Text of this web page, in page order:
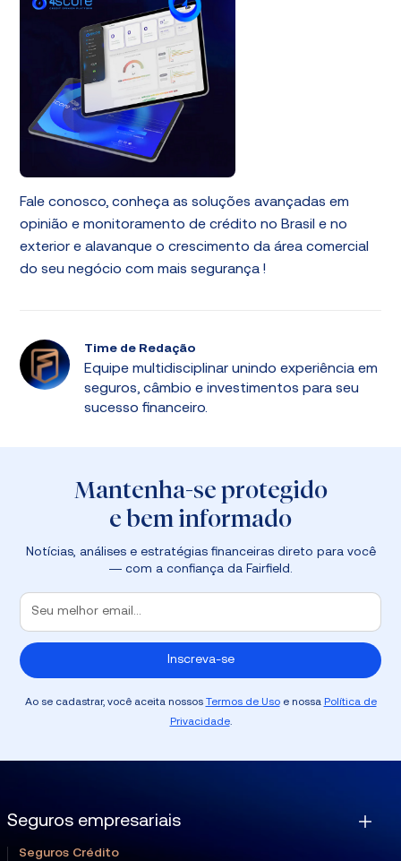
Fale conosco, conheça as soluções avançadas em
opinião e monitoramento de crédito no Brasil e no
exterior e alavanque o crescimento da área comercial
do seu negócio com mais segurança !
Time de Redação
Equipe multidisciplinar unindo experiência em
seguros, câmbio e investimentos para seu
sucesso financeiro.
Mantenha-se protegido
e bem informado
Notícias, análises e estratégias financeiras direto para você
— com a confiança da Fairfield.
Ao se cadastrar, você aceita nossos Termos de Usoe nossa Política de
Privacidade.
Seguros empresariais
Seguros Crédito